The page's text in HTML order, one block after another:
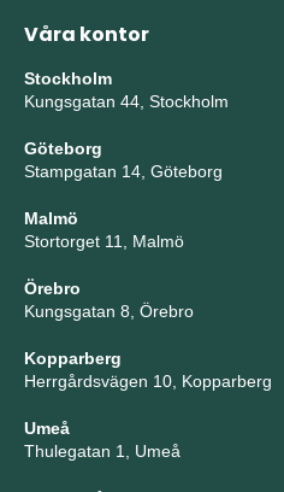
Våra kontor
Stockholm
Kungsgatan 44, Stockholm
Göteborg
Stampgatan 14, Göteborg
Malmö
Stortorget 11, Malmö
Örebro
Kungsgatan 8, Örebro
Kopparberg
Herrgårdsvägen 10, Kopparberg
Umeå
Thulegatan 1, Umeå